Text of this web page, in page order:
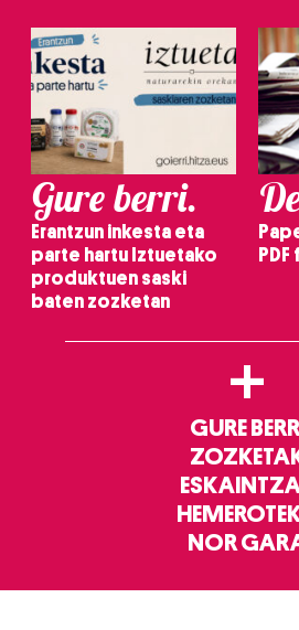
Gure berri.
Erantzun inkesta eta
parte hartu Iztuetako
produktuen saski
baten zozketan
+
GURE BERRI
NOR